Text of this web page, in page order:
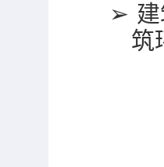
➢
筑